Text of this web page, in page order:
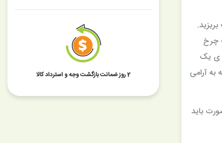
چرخ
ی یک
آرامی
باید
2 روز ضمانت بازگشت وجه و استرداد کالا